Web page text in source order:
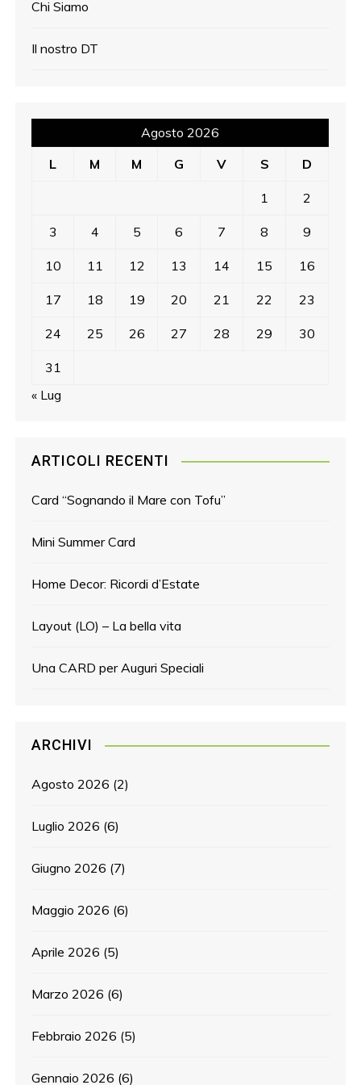
Chi Siamo
Il nostro DT
Agosto 2026
L
M M G V S D
1 2
3 4 5 6 7 8 9
10 11 12 13 14 15 16
17 18 19 20 21 22 23
24 25 26 27 28 29 30
31
« Lug
ARTICOLI RECENTI
Card “Sognando il Mare con Tofu”
Mini Summer Card
Home Decor: Ricordi d’Estate
Layout (LO) – La bella vita
Una CARD per Auguri Speciali
ARCHIVI
Agosto 2026 (2)
Luglio 2026 (6)
Giugno 2026 (7)
Maggio 2026 (6)
Aprile 2026 (5)
Marzo 2026 (6)
Febbraio 2026 (5)
Gennaio 2026 (6)